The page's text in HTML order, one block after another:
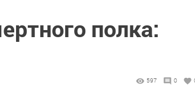
полка:
597 0